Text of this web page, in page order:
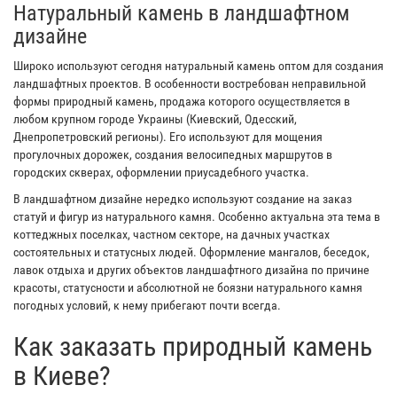
Натуральный камень в ландшафтном
дизайне
Широко используют сегодня натуральный камень оптом для создания
ландшафтных проектов. В особенности востребован неправильной
формы природный камень, продажа которого осуществляется в
любом крупном городе Украины (Киевский, Одесский,
Днепропетровский регионы). Его используют для мощения
прогулочных дорожек, создания велосипедных маршрутов в
городских скверах, оформлении приусадебного участка.
В ландшафтном дизайне нередко используют создание на заказ
статуй и фигур из натурального камня. Особенно актуальна эта тема в
коттеджных поселках, частном секторе, на дачных участках
состоятельных и статусных людей. Оформление мангалов, беседок,
лавок отдыха и других объектов ландшафтного дизайна по причине
красоты, статусности и абсолютной не боязни натурального камня
погодных условий, к нему прибегают почти всегда.
Как заказать природный камень
в Киеве?